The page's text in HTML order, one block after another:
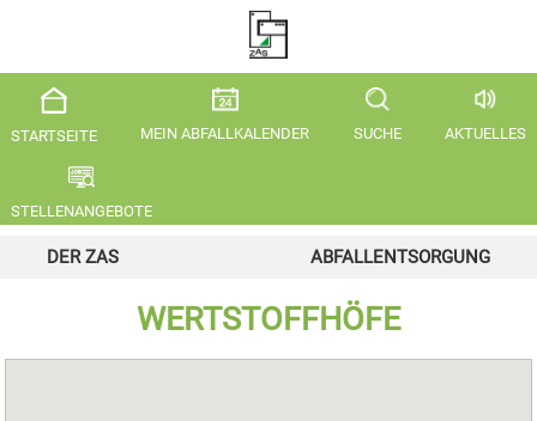
STARTSEITE MEIN ABFALLKALENDER SUCHE AKTUELLES
STELLENANGEBOTE
DER ZAS ABFALLENTSORGUNG
WERTSTOFFHÖFE